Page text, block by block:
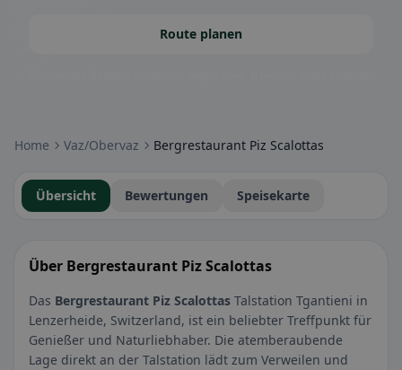
Route planen
Home Vaz/Obervaz Bergrestaurant Piz Scalottas
Übersicht Bewertungen Speisekarte
Über Bergrestaurant Piz Scalottas
Das Bergrestaurant Piz Scalottas Talstation Tgantieni in
Lenzerheide, Switzerland, ist ein beliebter Treffpunkt für
Genießer und Naturliebhaber. Die atemberaubende
Lage direkt an der Talstation lädt zum Verweilen und